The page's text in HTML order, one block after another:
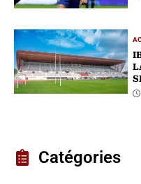
Catégories